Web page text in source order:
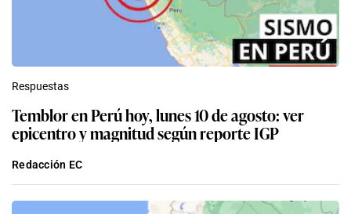
Respuestas
Temblor en Perú hoy, lunes 10 de agosto: ver
epicentro y magnitud según reporte IGP
Redacción EC